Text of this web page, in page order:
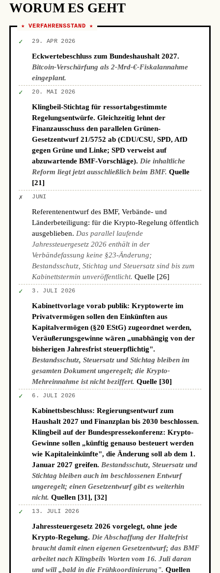
WORUM ES GEHT
★ VERFAHRENSSTAND ★
✓ 29. APR 2026
Eckwertebeschluss zum Bundeshaushalt 2027.
Bitcoin-Verschärfung als 2-Mrd-€-Fiskalannahme
eingeplant.
✓ 20. MAI 2026
Klingbeil-Stichtag für ressortabgestimmte
Regelungsentwürfe. Gleichzeitig lehnt der
Finanzausschuss den parallelen Grünen-
Gesetzentwurf 21/5752 ab (CDU/CSU, SPD, AfD
gegen Grüne und Linke; SPD verweist auf
abzuwartende BMF-Vorschläge). Die inhaltliche
Reform liegt jetzt ausschließlich beim BMF. Quelle
[21]
✗ JUNI
Referentenentwurf des BMF, Verbände- und
Länderbeteiligung: für die Krypto-Regelung öffentlich
ausgeblieben. Das parallel laufende
Jahressteuergesetz 2026 enthält in der
Verbändefassung keine §23-Änderung;
Bestandsschutz, Stichtag und Steuersatz sind bis zum
Kabinettstermin unveröffentlicht. Quelle [26]
✓ 3. JULI 2026
Kabinettvorlage vorab publik: Kryptowerte im
Privatvermögen sollen den Einkünften aus
Kapitalvermögen (§20 EStG) zugeordnet werden,
Veräußerungsgewinne wären „unabhängig von der
bisherigen Jahresfrist steuerpflichtig".
Bestandsschutz, Steuersatz und Stichtag bleiben im
gesamten Dokument ungeregelt; die Krypto-
Mehreinnahme ist nicht beziffert. Quelle [30]
✓ 6. JULI 2026
Kabinettsbeschluss: Regierungsentwurf zum
Haushalt 2027 und Finanzplan bis 2030 beschlossen.
Klingbeil auf der Bundespressekonferenz: Krypto-
Gewinne sollen „künftig genauso besteuert werden
wie Kapitaleinkünfte", die Änderung soll ab dem 1.
Januar 2027 greifen. Bestandsschutz, Steuersatz und
Stichtag bleiben auch im beschlossenen Entwurf
ungeregelt; einen Gesetzentwurf gibt es weiterhin
nicht. Quellen [31], [32]
✓ 13. JULI 2026
Jahressteuergesetz 2026 vorgelegt, ohne jede
Krypto-Regelung. Die Abschaffung der Haltefrist
braucht damit einen eigenen Gesetzentwurf; das BMF
arbeitet nach Klingbeils Worten vom 16. Juli daran
und will „bald in die Frühkoordinierung". Quellen